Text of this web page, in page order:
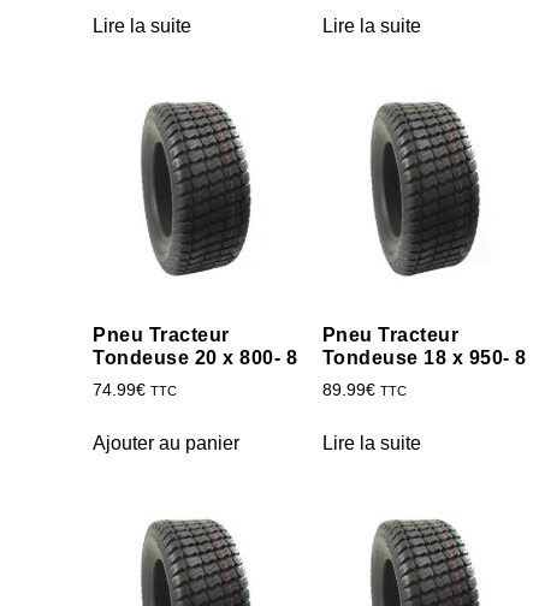
Lire la suite Lire la suite
Pneu Tracteur
Tondeuse 20 x 800- 8
74.99€ TTC
Ajouter au panier
Pneu Tracteur
Tondeuse 18 x 950- 8
89.99€ TTC
Lire la suite